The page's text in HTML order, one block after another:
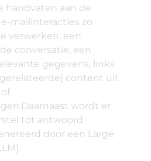
handvaten aan de
mailinteracties zo
verwerken: een
conversatie, een
gegevens, links
gerelateerde) content uit
wordt er
tot antwoord
door een Large